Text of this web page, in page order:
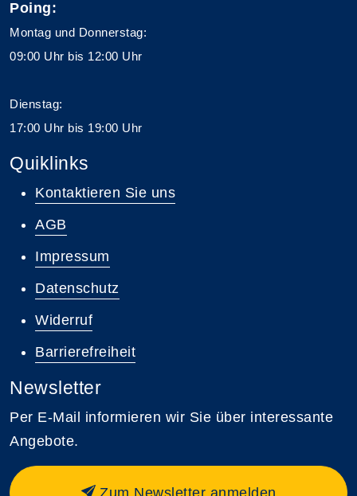
Poing:
Montag und Donnerstag:
09:00 Uhr bis 12:00 Uhr
Dienstag:
17:00 Uhr bis 19:00 Uhr
Quiklinks
Kontaktieren Sie uns
AGB
Impressum
Datenschutz
Widerruf
Barrierefreiheit
Newsletter
Per E-Mail informieren wir Sie über interessante
Angebote.
Zum Newsletter anmelden